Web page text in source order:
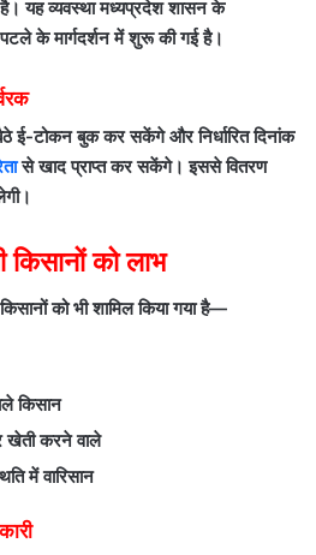
यह व्यवस्थामध्यप्रदेश शासनके
पटलेके मार्गदर्शन में शुरू की गई है।
ई-टोकन बुक कर सकेंगे और निर्धारित दिनांक
से खाद प्राप्त कर सकेंगे। इससे वितरण
को लाभ
को भी शामिल किया गया है—
किसान
खेती करने वाले
में वारिसान